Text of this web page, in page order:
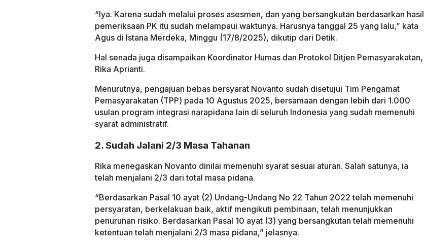
“Iya. Karena sudah melalui proses asesmen, dan yang bersangkutan berdasarkan hasil
pemeriksaan PK itu sudah melampaui waktunya. Harusnya tanggal 25 yang lalu,” kata
Agus di Istana Merdeka, Minggu (17/8/2025), dikutip dari Detik.
Hal senada juga disampaikan Koordinator Humas dan Protokol Ditjen Pemasyarakatan,
Rika Aprianti.
Menurutnya, pengajuan bebas bersyarat Novanto sudah disetujui Tim Pengamat
Pemasyarakatan (TPP) pada 10 Agustus 2025, bersamaan dengan lebih dari 1.000
usulan program integrasi narapidana lain di seluruh Indonesia yang sudah memenuhi
syarat administratif.
2. Sudah Jalani 2/3 Masa Tahanan
Rika menegaskan Novanto dinilai memenuhi syarat sesuai aturan. Salah satunya, ia
telah menjalani 2/3 dari total masa pidana.
“Berdasarkan Pasal 10 ayat (2) Undang-Undang No 22 Tahun 2022 telah memenuhi
persyaratan, berkelakuan baik, aktif mengikuti pembinaan, telah menunjukkan
penurunan risiko. Berdasarkan Pasal 10 ayat (3) yang bersangkutan telah memenuhi
ketentuan telah menjalani 2/3 masa pidana,” jelasnya.